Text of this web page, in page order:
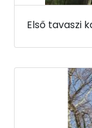
Első tavaszi